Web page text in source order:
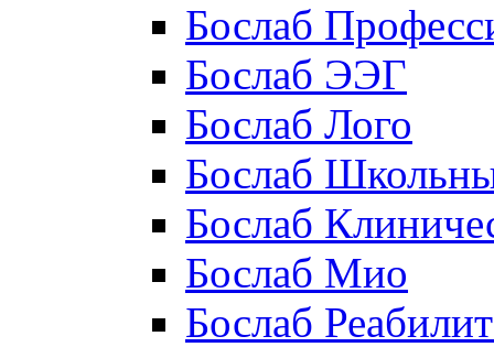
Бослаб
Бослаб ЭЭГ
Бослаб Лого
Бослаб
Бослаб
Бослаб Мио
Бослаб